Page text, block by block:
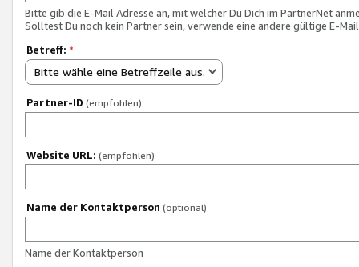
Bitte gib die E-Mail Adresse an, mit welcher Du Dich im PartnerNet
Solltest Du noch kein Partner sein, verwende eine andere gültige E-
Betreff: *
Bitte wähle eine Betreffzeile aus.
Partner-ID (empfohlen)
Website URL: (empfohlen)
Name der Kontaktperson (optional)
Name der Kontaktperson